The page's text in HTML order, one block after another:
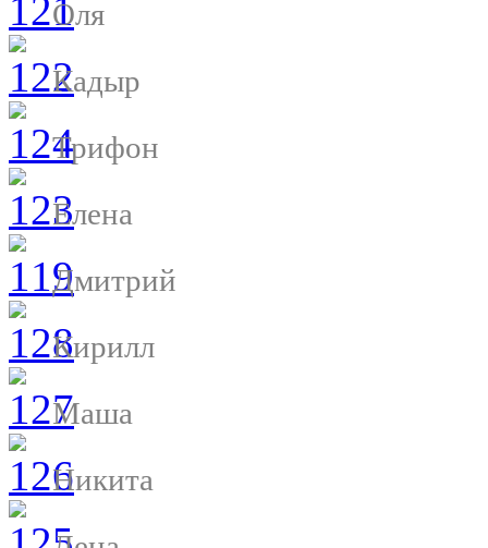
Оля
Кадыр
Трифон
Елена
Дмитрий
Кирилл
Маша
Никита